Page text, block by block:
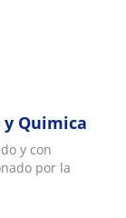
Quimica
y con
por la